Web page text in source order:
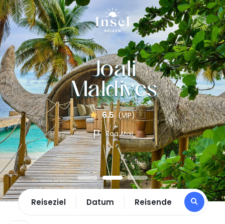
Joali
Maldives
6.5 (VIP)
Raa Atoll
Reiseziel Datum Reisende